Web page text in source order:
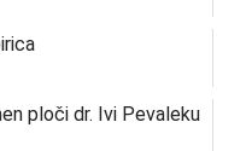
ploči dr. Ivi Pevaleku